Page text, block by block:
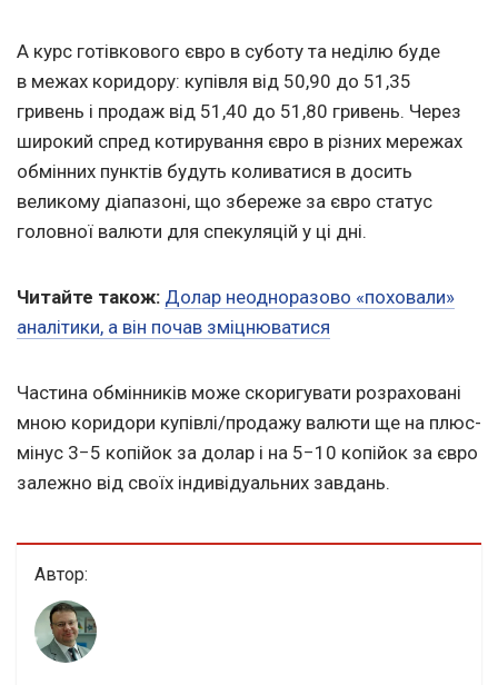
А курс готівкового євро в суботу та неділю буде
в межах коридору: купівля від 50,90 до 51,35
гривень і продаж від 51,40 до 51,80 гривень. Через
широкий спред котирування євро в різних мережах
обмінних пунктів будуть коливатися в досить
великому діапазоні, що збереже за євро статус
головної валюти для спекуляцій у ці дні.
Читайте також: Долар неодноразово «поховали»
аналітики, а він почав зміцнюватися
Частина обмінників може скоригувати розраховані
мною коридори купівлі/продажу валюти ще на плюс-
мінус 3−5 копійок за долар і на 5−10 копійок за євро
залежно від своїх індивідуальних завдань.
Автор: